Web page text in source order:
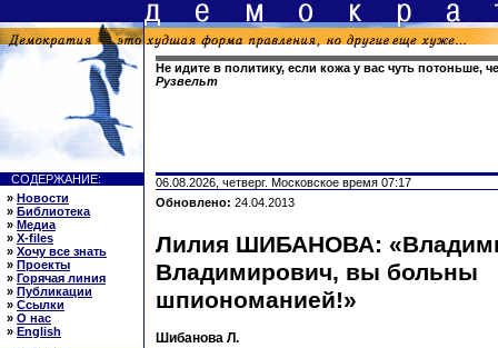
Не идите в политику, если кожа у вас чуть потоньше,
Рузвельт
СОДЕРЖАНИЕ:
» Новости
» Библиотека
» Медиа
» X-files
» Хочу все знать
» Проекты
» Горячая линия
» Публикации
» Ссылки
» О нас
» English
06.08.2026, четверг. Московское время 07:17
Обновлено: 24.04.2013
Лилия ШИБАНОВА:
Владимирович, вы больны
шпиономанией!»
Шибанова Л.